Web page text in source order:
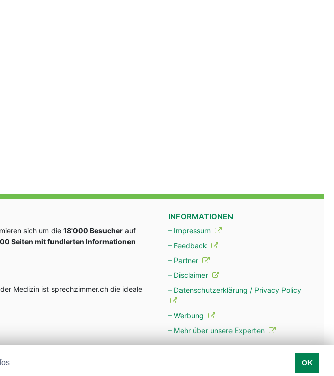
sich um die 18'000 Besucher auf
Seiten mit fundlerten Informationen
Medizin ist sprechzimmer.ch die ideale
INFORMATIONEN
– Impressum
– Feedback
– Partner
– Disclaimer
– Datenschutzerklärung / Privacy Policy
– Werbung
– Mehr über unsere Experten
OK